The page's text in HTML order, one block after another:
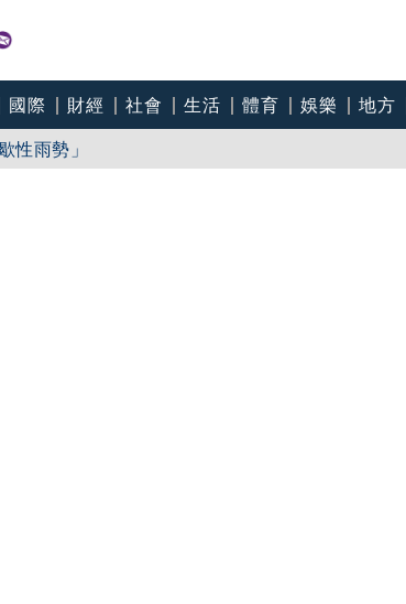
國際 財經 社會 生活 體育 娛樂 地方
性雨勢」
商拿鐵忘結帳案」轟司法輕賤